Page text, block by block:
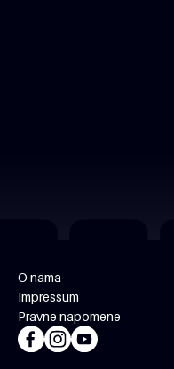
O nama
Impressum
Pravne napomene